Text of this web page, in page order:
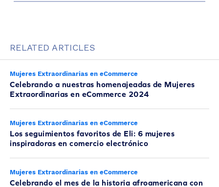
RELATED ARTICLES
Mujeres Extraordinarias en eCommerce
Celebrando a nuestras homenajeadas de Mujeres
Extraordinarias en eCommerce 2024
Mujeres Extraordinarias en eCommerce
Los seguimientos favoritos de Eli: 6 mujeres
inspiradoras en comercio electrónico
Mujeres Extraordinarias en eCommerce
Celebrando el mes de la historia afroamericana con